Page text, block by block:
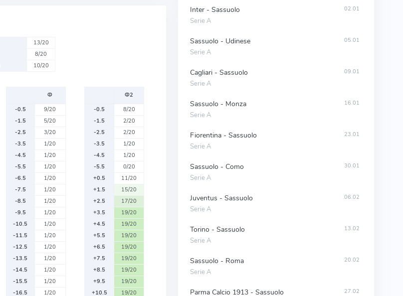
13/20
8/20
10/20
Ф
-0.5
9/20
-1.5
5/20
-2.5
3/20
-3.5
1/20
-4.5
1/20
-5.5
1/20
-6.5
1/20
-7.5
1/20
-8.5
1/20
-9.5
1/20
-10.5
1/20
-11.5
1/20
-12.5
1/20
-13.5
1/20
-14.5
1/20
-15.5
1/20
-16.5
1/20
Ф2
-0.5
8/20
-1.5
2/20
-2.5
2/20
-3.5
1/20
-4.5
1/20
-5.5
0/20
+0.5
11/20
+1.5
15/20
+2.5
17/20
+3.5
19/20
+4.5
19/20
+5.5
19/20
+6.5
19/20
+7.5
19/20
+8.5
19/20
+9.5
19/20
+10.5
19/20
Inter - Sassuolo
Serie A
02.01
Sassuolo - Udinese
Serie A
05.01
Cagliari - Sassuolo
Serie A
09.01
Sassuolo - Monza
Serie A
16.01
Fiorentina - Sassuolo
Serie A
23.01
Sassuolo - Como
Serie A
30.01
Juventus - Sassuolo
Serie A
06.02
Torino - Sassuolo
Serie A
13.02
Sassuolo - Roma
Serie A
20.02
Parma Calcio 1913 - Sassuolo 27.02